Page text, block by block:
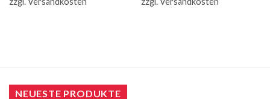
NEUESTE PRODUKTE